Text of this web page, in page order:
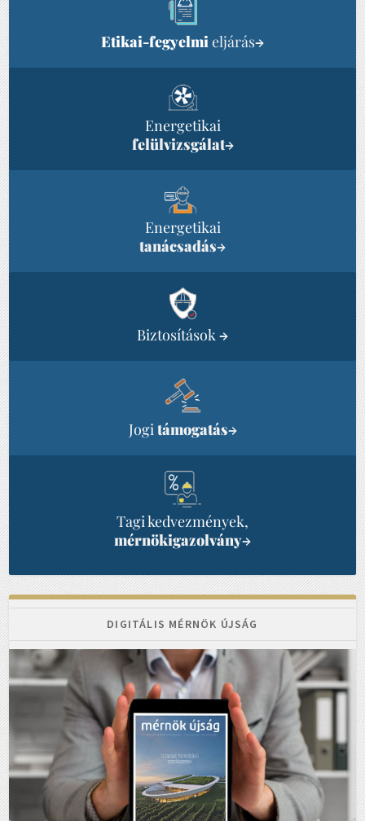
Etikai-fegyelmi eljárás→
Energetikai
felülvizsgálat→
Energetikai
tanácsadás→
Biztosítások→
Jogi támogatás→
Tagi kedvezmények,
mérnökigazolvány→
DIGITÁLIS MÉRNÖK ÚJSÁG